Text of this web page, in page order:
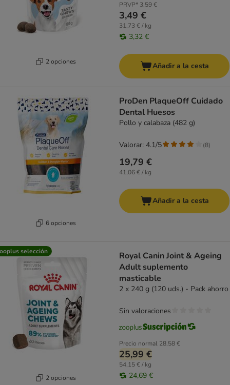
2 opciones
PRVP* 3,59 €
3,49 €
31,73 € / kg
3,32 €
Añadir a la cesta
6 opciones
ProDen PlaqueOff Cuidado
Dental Huesos
Pollo y calabaza (482 g)
19,79 €
41,06 € / kg
Valorar: 4.1/5 (8)
Añadir a la cesta
selección
2 opciones
Royal Canin Joint & Ageing
Adult suplemento
masticable
2 x 240 g (120 uds.) - Pack ahorro
Precio normal 28,58 €
25,99 €
54,15 € / kg
24,69 €
Sin valoraciones